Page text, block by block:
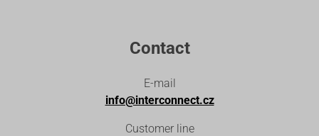
Contact
E-mail
info@interconnect.cz
Customer line